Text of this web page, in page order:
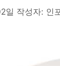
일 작성자: 인